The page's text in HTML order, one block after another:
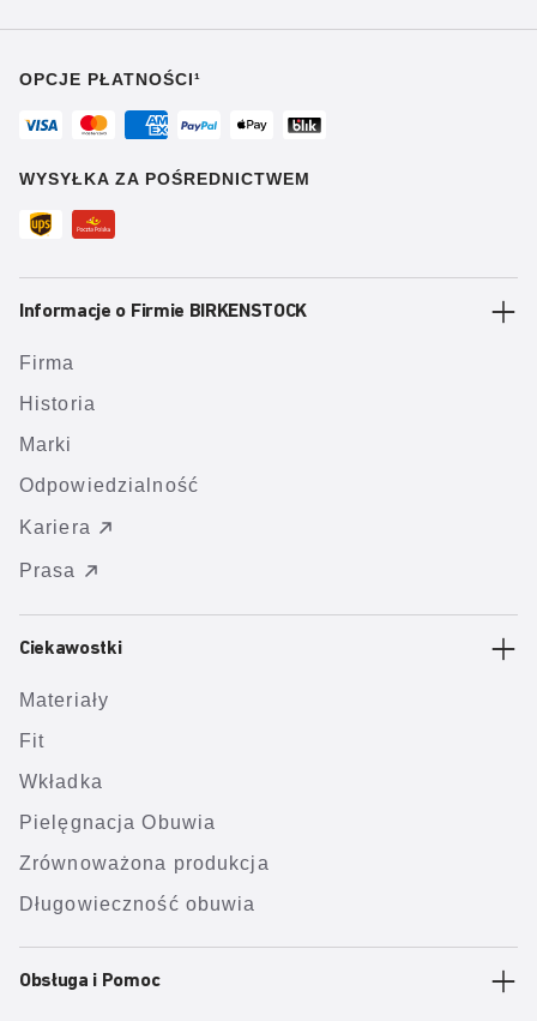
OPCJE PŁATNOŚCI¹
WYSYŁKA ZA POŚREDNICTWEM
Informacje o Firmie BIRKENSTOCK
Firma
Historia
Marki
Odpowiedzialność
Kariera
Prasa
Ciekawostki
Materiały
Fit
Wkładka
Pielęgnacja Obuwia
Zrównoważona produkcja
Długowieczność obuwia
Obsługa i Pomoc